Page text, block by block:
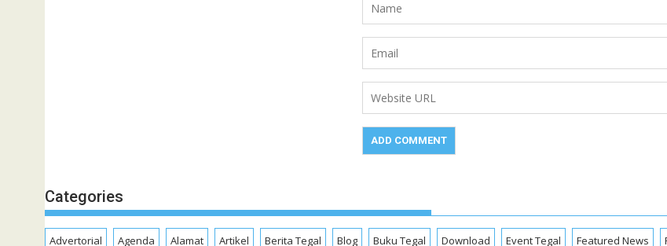
Categories
Advertorial Agenda Alamat Artikel Berita Tegal Blog Buku Tegal Download Event Tegal Featured News